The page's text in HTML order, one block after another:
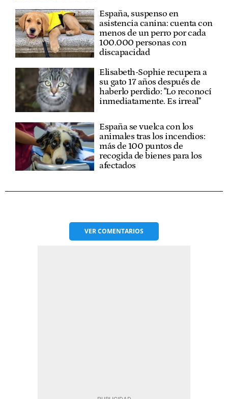
España, suspenso en
asistencia canina: cuenta con
menos de un perro por cada
100.000 personas con
discapacidad
Elisabeth-Sophie recupera a
su gato 17 años después de
haberlo perdido: "Lo reconocí
inmediatamente. Es irreal"
España se vuelca con los
animales tras los incendios:
más de 100 puntos de
recogida de bienes para los
afectados
VERCOMENTARIOS